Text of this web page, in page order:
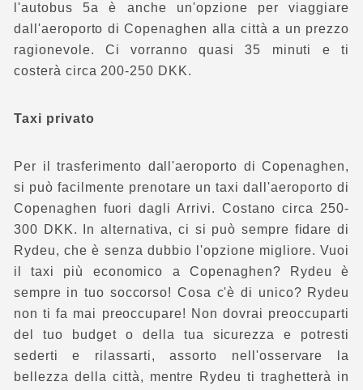
l'autobus 5a è anche un'opzione per viaggiare
dall'aeroporto di Copenaghen alla città a un prezzo
ragionevole. Ci vorranno quasi 35 minuti e ti
costerà circa 200-250 DKK.
Taxi privato
Per il trasferimento dall'aeroporto di Copenaghen,
si può facilmente prenotare un taxi dall'aeroporto di
Copenaghen fuori dagli Arrivi. Costano circa 250-
300 DKK. In alternativa, ci si può sempre fidare di
Rydeu, che è senza dubbio l'opzione migliore. Vuoi
il taxi più economico a Copenaghen? Rydeu è
sempre in tuo soccorso! Cosa c'è di unico? Rydeu
non ti fa mai preoccupare! Non dovrai preoccuparti
del tuo budget o della tua sicurezza e potresti
sederti e rilassarti, assorto nell'osservare la
bellezza della città, mentre Rydeu ti traghetterà in